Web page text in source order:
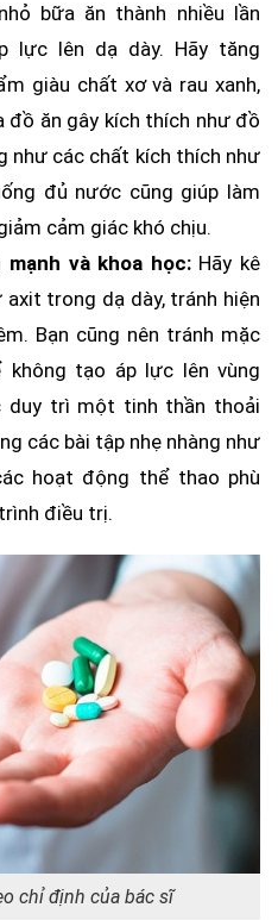
bữa ăn thành nhiều lần
lực lên dạ dày. Hãy tăng
giàu chất xơ và rau xanh,
ăn gây kích thích như đồ
như các chất kích thích như
đủ nước cũng giúp làm
cảm giác khó chịu.
và khoa học:Hãy kê
trong dạ dày, tránh hiện
Bạn cũng nên tránh mặc
tạo áp lực lên vùng
duy trì một tinh thần thoải
các bài tập nhẹ nhàng như
hoạt động thể thao phù
điều trị.
chỉ định của bác sĩ